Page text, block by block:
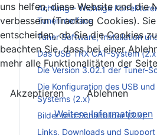
Achtung – Wichtige
Tunerinterface
Tuner Software, Installation
Das USB TRX CAT-System
Die Version 3.02.1 der Tuner-
Die Konfiguration des USB und
Systems (2.x)
Bilder und Schaltbilder (3.x)
Links, Downloads und
uns helfen, diese Website und die
verbessern (Tracking Cookies).
entscheiden, ob Sie die Cookies
beachten Sie, dass bei einer
mehr alle Funktionalitäten der
Akzeptieren
Ablehnen
Weitere Informationen